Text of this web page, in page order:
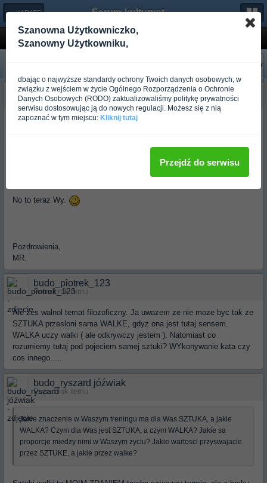
← KARATE Forum-kulturystyka.pl
Sztuka i walka
Poprzedni
Następny
»
budo_mariusz radliński
Ponad rok temu
Piotrek wywolal mnie tu do rzucenia tematu, wiec pytam:
proporcje miedzy nimi w Waszym zyciu? Jakie wartosci przyswajacie
No to teraz Wy.
Pozdrowienia,
MR.
budo_piotrek_123
Ponad rok temu
Ale zes walnol temat filozoficzny. Ja uwazem ze nie moze byc tak ze
SZTUKA przesloni sama WALKE, gdyz ona jest tutaj sensem.
WALKA uczy walki ( ale odkrywczy jestem ). Natomiast co
rozumiemy tutaj pod pojeciem samej sztuki? WYkonywanie kata czy
cos innego.....
budo_ryszard jóźwiak
Ponad rok temu
Jakie znaczenie w Waszym treningu ma dla Was SZTUKA, a jakie
WALKA? Czym dla Was jest SZTUKA, a czym WALKA? Jakie sa
proporcje miedzy nimi w Waszym zyciu? Jakie wartosci przyswajacie
przez SZTUKE, a jakie przez walke?
Szanowna Użytkowniczko,
Szanowny Użytkowniku,
dbając o najwyższe standardy ochrony Twoich danych osobowych, w
związku z wejściem w życie Ogólnego Rozporządzenia o Ochronie
Danych Osobowych (RODO) zaktualizowaliśmy politykę prywatności
serwisu dostosowując ją do nowych regulacji. Możesz się z nią
zapoznać w tym miejscu: Kliknij tutaj
Przejdź do serwisu